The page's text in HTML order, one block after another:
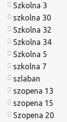
Szkolna 3
szkolna 30
Szkolna 32
Szkolna 34
Szkolna 5
szkolna 7
szlaban
szopena 13
szopena 15
Szopena 20